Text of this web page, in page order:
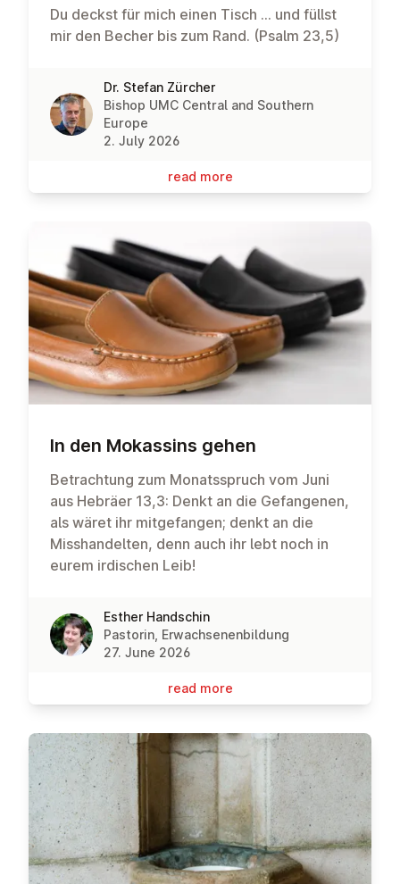
Du deckst für mich einen Tisch … und füllst
mir den Becher bis zum Rand. (Psalm 23,5)
Dr. Stefan Zürcher
Bishop UMC Central and Southern
Europe
2. July 2026
read more
In den Mokassins gehen
Betrachtung zum Monatsspruch vom Juni
aus Hebräer 13,3: Denkt an die Gefangenen,
als wäret ihr mitgefangen; denkt an die
Misshandelten, denn auch ihr lebt noch in
eurem irdischen Leib!
Esther Handschin
Pastorin, Erwachsenenbildung
27. June 2026
read more